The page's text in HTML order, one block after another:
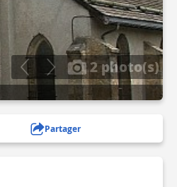
2 photo(s)
Partager